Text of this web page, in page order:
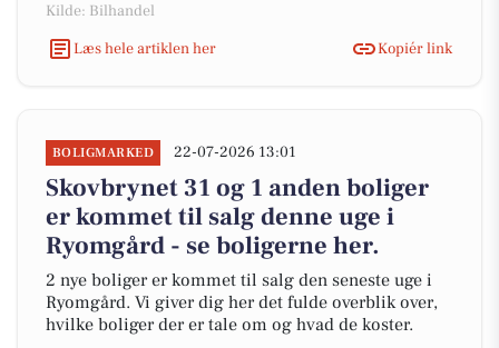
Kilde: Bilhandel
Læs hele artiklen her
Kopiér link
BOLIGMARKED 22-07-2026 13:01
Skovbrynet 31 og 1 anden boliger
er kommet til salg denne uge i
Ryomgård - se boligerne her.
2 nye boliger er kommet til salg den seneste uge i
Ryomgård. Vi giver dig her det fulde overblik over,
hvilke boliger der er tale om og hvad de koster.